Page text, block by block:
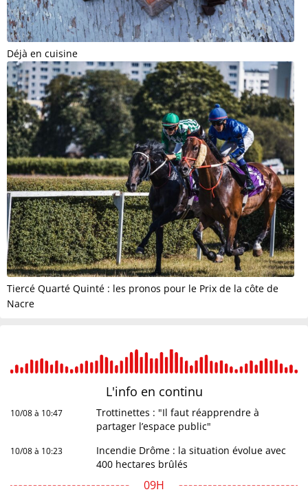
Déjà en cuisine
Tiercé Quarté Quinté : les pronos pour le Prix de la côte de
Nacre
L'info en continu
10/08 à 10:47
Trottinettes : "Il faut réapprendre à
partager l’espace public"
10/08 à 10:23
Incendie Drôme : la situation évolue avec
400 hectares brûlés
09H